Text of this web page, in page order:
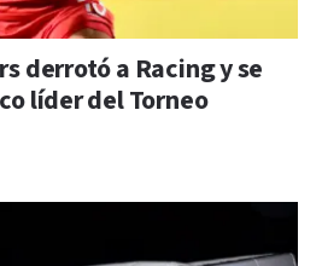
derrotó a Racing y se
líder del Torneo